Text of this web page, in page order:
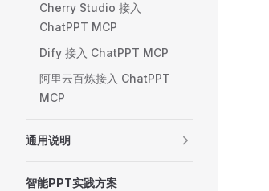
Cherry Studio 接入
ChatPPT MCP
Dify 接入 ChatPPT MCP
阿里云百炼接入 ChatPPT
MCP
通用说明
智能PPT实践方案